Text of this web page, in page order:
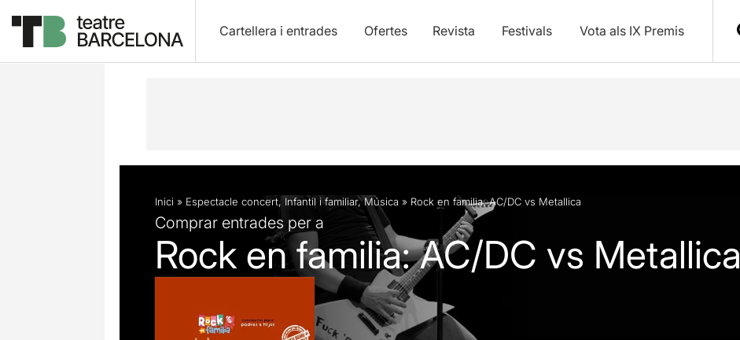
Cartellera i entrades Ofertes Revista Festivals Vota als IX Premis
Descripció Fitxa artística Fotos i vídeos
Inici » Espectacle concert, Infantil i familiar,Música » Rock en familia: AC/DC vs Metallica
Comprar entrades per a
Rock en familia: AC/DC vs Metallica